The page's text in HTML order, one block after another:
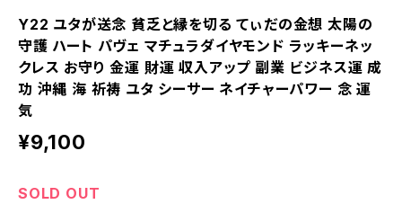
Y22 ユタが送念 貧乏と縁を切る てぃだの金想 太陽の
守護 ハート パヴェ マチュラダイヤモンド ラッキーネッ
クレス お守り 金運 財運 収入アップ 副業 ビジネス運 成
功 沖縄 海 祈祷 ユタ シーサー ネイチャーパワー 念 運
気
¥9,100
SOLD OUT